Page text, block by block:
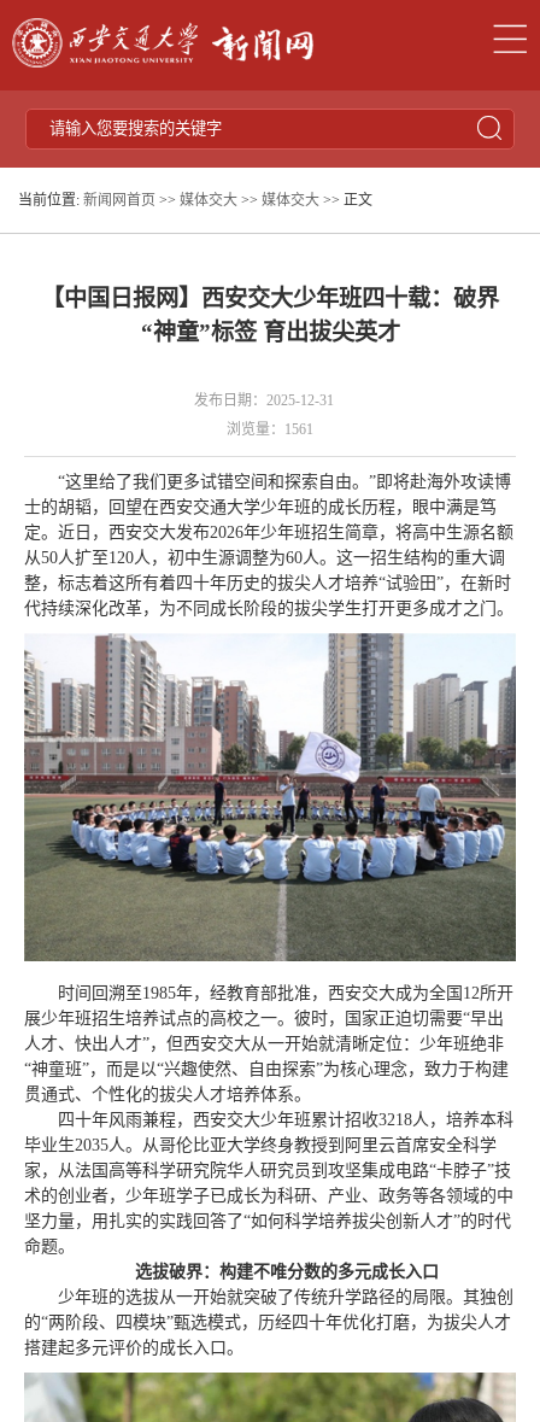
当前位置: 新闻网首页 >> 媒体交大 >> 媒体交大 >> 正文
【中国日报网】西安交大少年班四十载：破界
“神童”标签 育出拔尖英才
发布日期：2025-12-31
浏览量： 1561
“这里给了我们更多试错空间和探索自由。”即将赴海外攻读博
士的胡韬，回望在西安交通大学少年班的成长历程，眼中满是笃
定。近日，西安交大发布2026年少年班招生简章，将高中生源名额
从50人扩至120人，初中生源调整为60人。这一招生结构的重大调
整，标志着这所有着四十年历史的拔尖人才培养“试验田”，在新时
代持续深化改革，为不同成长阶段的拔尖学生打开更多成才之门。
时间回溯至1985年，经教育部批准，西安交大成为全国12所开
展少年班招生培养试点的高校之一。彼时，国家正迫切需要“早出
人才、快出人才”，但西安交大从一开始就清晰定位：少年班绝非
“神童班”，而是以“兴趣使然、自由探索”为核心理念，致力于构建
贯通式、个性化的拔尖人才培养体系。
四十年风雨兼程，西安交大少年班累计招收3218人，培养本科
毕业生2035人。从哥伦比亚大学终身教授到阿里云首席安全科学
家，从法国高等科学研究院华人研究员到攻坚集成电路“卡脖子”技
术的创业者，少年班学子已成长为科研、产业、政务等各领域的中
坚力量，用扎实的实践回答了“如何科学培养拔尖创新人才”的时代
命题。
选拔破界：构建不唯分数的多元成长入口
少年班的选拔从一开始就突破了传统升学路径的局限。其独创
的“两阶段、四模块”甄选模式，历经四十年优化打磨，为拔尖人才
搭建起多元评价的成长入口。